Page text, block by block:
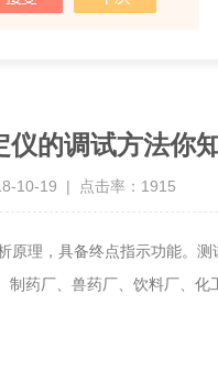
的调试方法你
10-19 | 点击率：1915
理，具备终点指示功能。
药厂、兽药厂、饮料厂、化